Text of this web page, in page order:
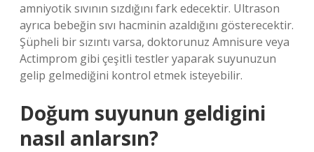
amniyotik sıvının sızdığını fark edecektir. Ultrason
ayrıca bebeğin sıvı hacminin azaldığını gösterecektir.
Şüpheli bir sızıntı varsa, doktorunuz Amnisure veya
Actimprom gibi çeşitli testler yaparak suyunuzun
gelip gelmediğini kontrol etmek isteyebilir.
Doğum suyunun geldigini
nasıl anlarsın?